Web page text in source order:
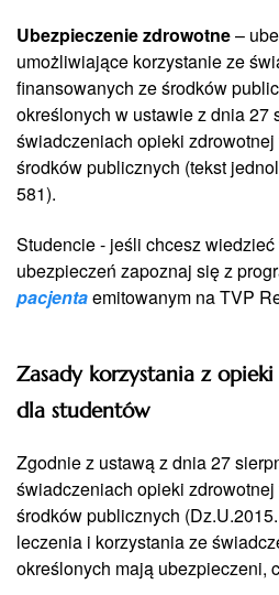
Ubezpieczenie zdrowotne–
umożliwiające korzystanie ze
finansowanych ze środków
określonych w ustawie z dnia 27
świadczeniach opieki
środków publicznych (tekst
581).
Studencie - jeśli chcesz
ubezpieczeń zapoznaj się z
pacjentaemitowanym na TVP
Zasady korzystania z
dla studentów
Zgodnie z ustawą z dnia 27
świadczeniach opieki
środków publicznych
leczenia i korzystania ze
określonych mają ubezpieczeni,